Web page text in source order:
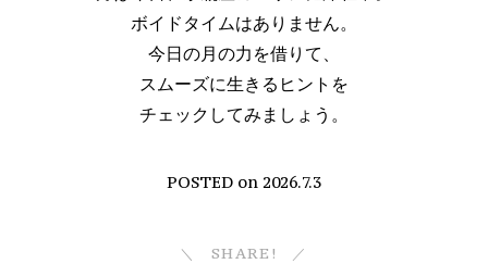
ボイドタイムはありません。
今日の月の力を借りて、
スムーズに生きるヒントを
チェックしてみましょう。
POSTED on 2026.7.3
SHARE!